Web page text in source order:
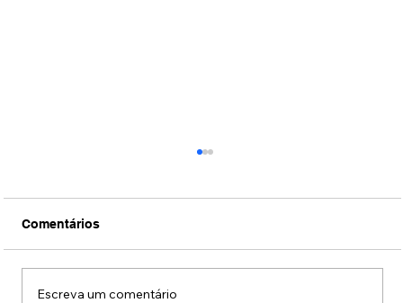
Comentários
Escreva um comentário